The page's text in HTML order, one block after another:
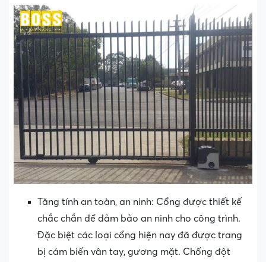
Tăng tính an toàn, an ninh: Cổng được thiết kế
chắc chắn để đảm bảo an ninh cho công trình.
Đặc biệt các loại cổng hiện nay đã được trang
bị cảm biến vân tay, gương mặt. Chống đột